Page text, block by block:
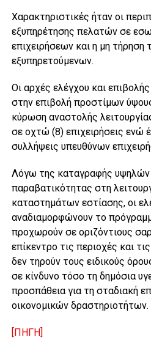
Χαρακτηριστικές ήταν οι
εξυπηρέτησης πελατών σε
επιχειρήσεων και η μη τήρηση
εξυπηρετούμενων.
Οι αρχές ελέγχου και
στην επιβολή προστίμων
κύρωση αναστολής
σε οχτώ (8) επιχειρήσεις ενώ
συλλήψεις υπευθύνων
Λόγω της καταγραφής
παραβατικότητας στη
καταστημάτων εστίασης, οι
αναδιαμορφώνουν το
προχωρούν σε οριζόντιους
επίκεντρο τις περιοχές και
δεν τηρούν τους ειδικούς
σε κίνδυνο τόσο τη δημόσια
προσπάθεια για τη σταδιακή
οικονομικών δραστηριοτήτων.
[ΠΗΓΗ]